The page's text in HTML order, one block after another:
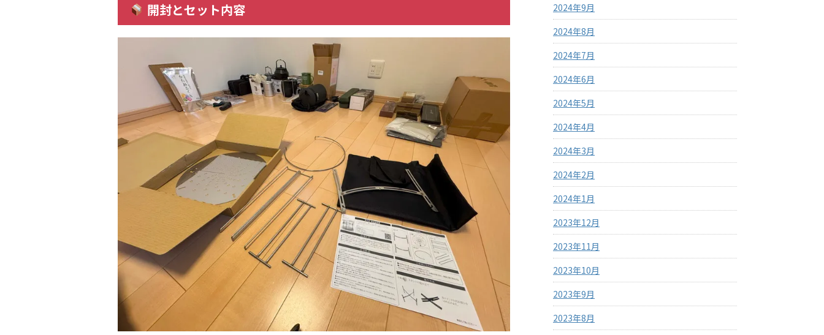
開封とセット内容
2024年9月
2024年8月
2024年7月
2024年6月
2024年5月
2024年4月
2024年3月
2024年2月
2024年1月
2023年12月
2023年11月
2023年10月
2023年9月
2023年8月